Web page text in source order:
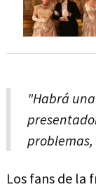
"Habrá
Los fans de la